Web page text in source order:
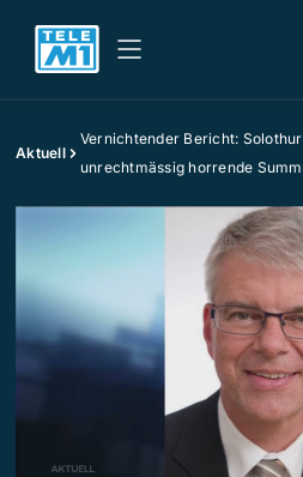
Aktuell
Vernichtender Bericht:
unrechtmässig horrende